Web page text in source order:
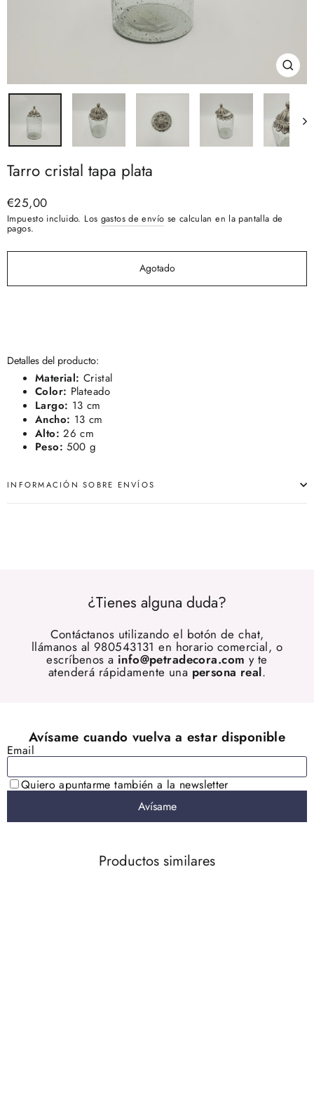
(esc)
Tarro cristal tapa plata
Precio
habitual
€25,00
Impuesto incluido. Los gastos de envío se calculan en la pantalla de
pagos.
Agotado
Detalles del producto:
Material: Cristal
Color: Plateado
Largo: 13 cm
Ancho: 13 cm
Alto: 26 cm
Peso: 500 g
INFORMACIÓN SOBRE ENVÍOS
¿Tienes alguna duda?
Contáctanos utilizando el botón de chat,
llámanos al 980543131 en horario comercial, o
escríbenos a info@petradecora.com y te
atenderá rápidamente una persona real.
Productos similares